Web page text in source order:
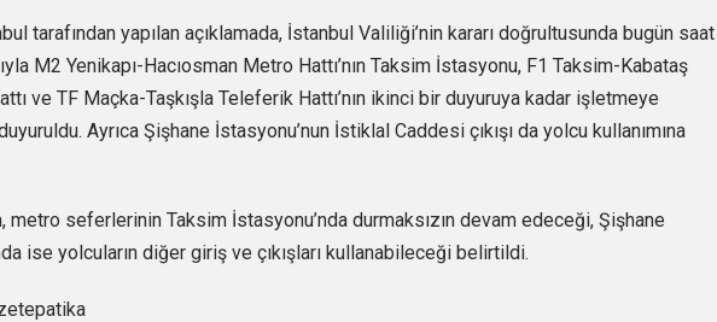
tarafından yapılan açıklamada, İstanbul Valiliği’nin kararı doğrultusunda bugün saat
M2 Yenikapı-Hacıosman Metro Hattı’nın Taksim İstasyonu, F1 Taksim-Kabataş
ve TF Maçka-Taşkışla Teleferik Hattı’nın ikinci bir duyuruya kadar işletmeye
Ayrıca Şişhane İstasyonu’nun İstiklal Caddesi çıkışı da yolcu kullanımına
metro seferlerinin Taksim İstasyonu’nda durmaksızın devam edeceği, Şişhane
ise yolcuların diğer giriş ve çıkışları kullanabileceği belirtildi.